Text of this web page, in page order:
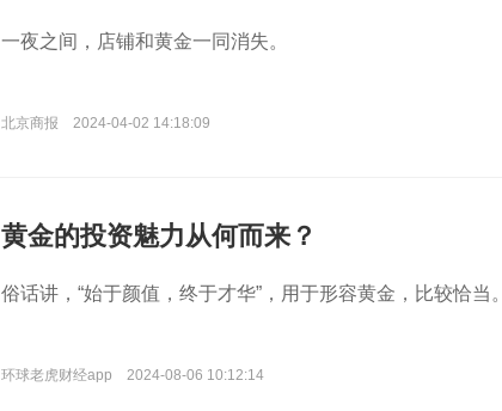
一夜之间，店铺和黄金一同消失。
北京商报 2024-04-02 14:18:09
黄金的投资魅力从何而来？
俗话讲，“始于颜值，终于才华”，用于形容黄金，比较恰当。
环球老虎财经app 2024-08-06 10:12:14